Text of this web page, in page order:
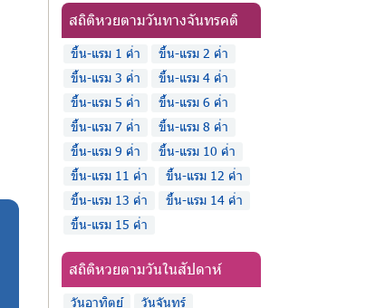
สถิติหวยตามวันทางจันทรคติ
ขึ้น-แรม 1 ค่ำ
ขึ้น-แรม 2 ค่ำ
ขึ้น-แรม 3 ค่ำ
ขึ้น-แรม 4 ค่ำ
ขึ้น-แรม 5 ค่ำ
ขึ้น-แรม 6 ค่ำ
ขึ้น-แรม 7 ค่ำ
ขึ้น-แรม 8 ค่ำ
ขึ้น-แรม 9 ค่ำ
ขึ้น-แรม 10 ค่ำ
ขึ้น-แรม 11 ค่ำ
ขึ้น-แรม 12 ค่ำ
ขึ้น-แรม 13 ค่ำ
ขึ้น-แรม 14 ค่ำ
ขึ้น-แรม 15 ค่ำ
สถิติหวยตามวันในสัปดาห์
วันอาทิตย์
วันจันทร์